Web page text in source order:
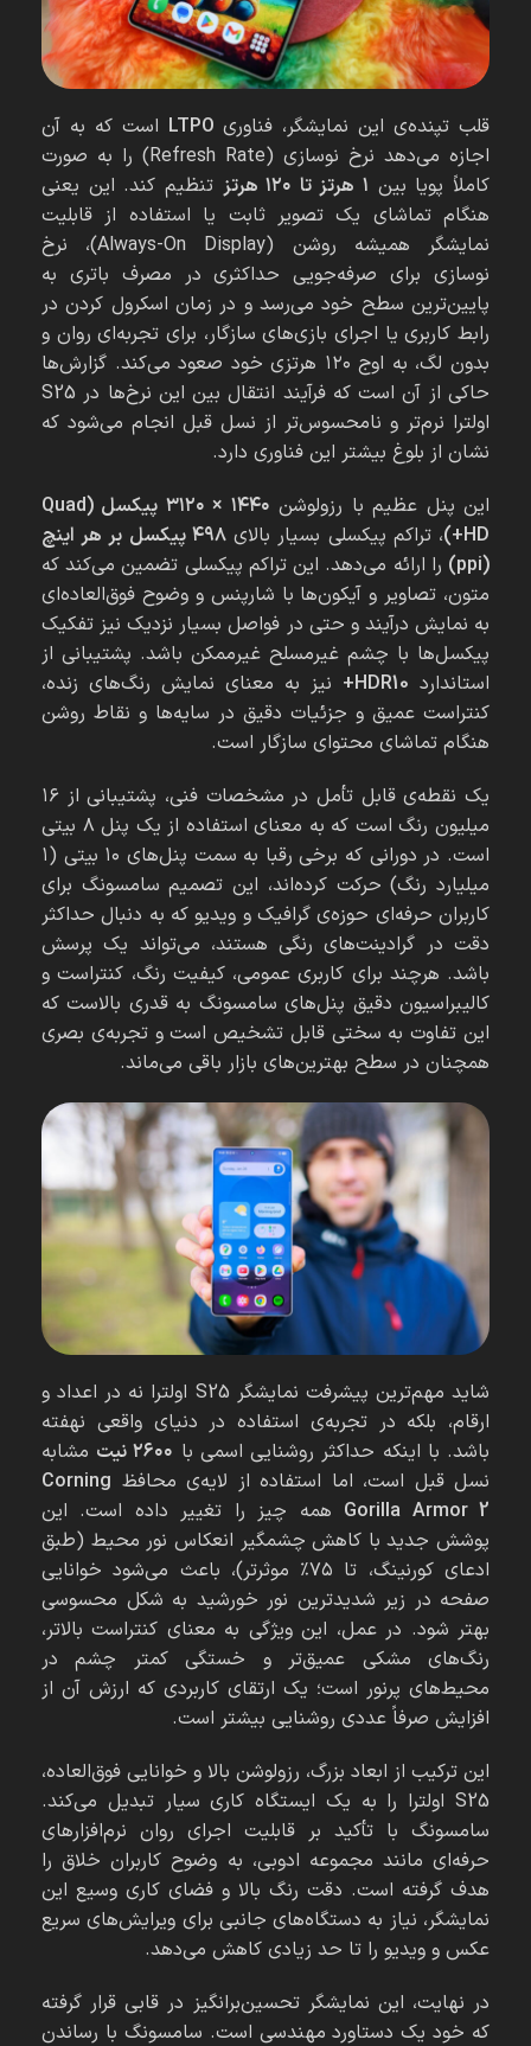
قلب تپنده‌ی این نمایشگر، فناوری LTPO است که به آن
اجازه می‌دهد نرخ نوسازی (Refresh Rate) را به صورت
کاملاً پویا بین ۱ هرتز تا ۱۲۰ هرتز
تنظیم کند. این یعنی
هنگام تماشای یک تصویر ثابت یا استفاده از قابلیت
نمایشگر همیشه روشن (Always-On Display)، نرخ
نوسازی برای صرفه‌جویی حداکثری در مصرف باتری به
پایین‌ترین سطح خود می‌رسد و در زمان اسکرول کردن در
رابط کاربری یا اجرای بازی‌های سازگار، برای تجربه‌ای روان و
بدون لگ، به اوج ۱۲۰ هرتزی خود صعود می‌کند. گزارش‌ها
حاکی از آن است که فرآیند انتقال بین این نرخ‌ها در S25
اولترا نرم‌تر و نامحسوس‌تر از نسل قبل انجام می‌شود که
نشان از بلوغ بیشتر این فناوری دارد.
این پنل عظیم با رزولوشن
۱۴۴۰ × ۳۱۲۰ پیکسل (Quad
HD+)
، تراکم پیکسلی بسیار بالای
۴۹۸ پیکسل بر هر اینچ
(ppi)
را ارائه می‌دهد. این تراکم پیکسلی تضمین می‌کند که
متون، تصاویر و آیکون‌ها با شارپنس و وضوح فوق‌العاده‌ای
به نمایش درآیند و حتی در فواصل بسیار نزدیک نیز تفکیک
پیکسل‌ها با چشم غیرمسلح غیرممکن باشد. پشتیبانی از
استاندارد HDR10+
نیز به معنای نمایش رنگ‌های زنده،
کنتراست عمیق و جزئیات دقیق در سایه‌ها و نقاط روشن
هنگام تماشای محتوای سازگار است.
یک نقطه‌ی قابل تأمل در مشخصات فنی، پشتیبانی از ۱۶
میلیون رنگ است که به معنای استفاده از یک پنل ۸ بیتی
است. در دورانی که برخی رقبا به سمت پنل‌های ۱۰ بیتی (۱
میلیارد رنگ) حرکت کرده‌اند، این تصمیم سامسونگ برای
کاربران حرفه‌ای حوزه‌ی گرافیک و ویدیو که به دنبال حداکثر
دقت در گرادینت‌های رنگی هستند، می‌تواند یک پرسش
باشد. هرچند برای کاربری عمومی، کیفیت رنگ، کنتراست و
کالیبراسیون دقیق پنل‌های سامسونگ به قدری بالاست که
این تفاوت به سختی قابل تشخیص است و تجربه‌ی بصری
همچنان در سطح بهترین‌های بازار باقی می‌ماند.
شاید مهم‌ترین پیشرفت نمایشگر S25 اولترا نه در اعداد و
ارقام، بلکه در تجربه‌ی استفاده در دنیای واقعی نهفته
باشد. با اینکه حداکثر روشنایی اسمی با ۲۶۰۰ نیت
مشابه
نسل قبل است، اما استفاده از لایه‌ی محافظ Corning
Gorilla Armor 2 همه چیز را تغییر داده است. این
پوشش جدید با کاهش چشمگیر انعکاس نور محیط (طبق
ادعای کورنینگ، تا ۷۵٪ موثرتر)، باعث می‌شود خوانایی
صفحه در زیر شدیدترین نور خورشید به شکل محسوسی
بهتر شود. در عمل، این ویژگی به معنای کنتراست بالاتر،
رنگ‌های مشکی عمیق‌تر و خستگی کمتر چشم در
محیط‌های پرنور است؛ یک ارتقای کاربردی که ارزش آن از
افزایش صرفاً عددی روشنایی بیشتر است.
این ترکیب از ابعاد بزرگ، رزولوشن بالا و خوانایی فوق‌العاده،
S25 اولترا را به یک ایستگاه کاری سیار تبدیل می‌کند.
سامسونگ با تأکید بر قابلیت اجرای روان نرم‌افزارهای
حرفه‌ای مانند مجموعه ادوبی، به وضوح کاربران خلاق را
هدف گرفته است. دقت رنگ بالا و فضای کاری وسیع این
نمایشگر، نیاز به دستگاه‌های جانبی برای ویرایش‌های سریع
عکس و ویدیو را تا حد زیادی کاهش می‌دهد.
در نهایت، این نمایشگر تحسین‌برانگیز در قابی قرار گرفته
که خود یک دستاورد مهندسی است. سامسونگ با رساندن